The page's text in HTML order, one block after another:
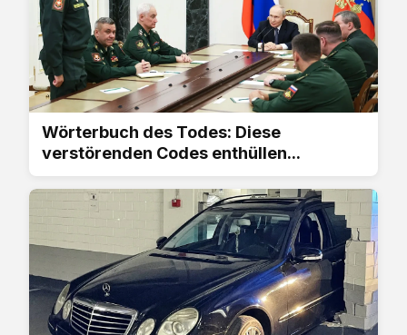
Wörterbuch des Todes: Diese
verstörenden Codes enthüllen...